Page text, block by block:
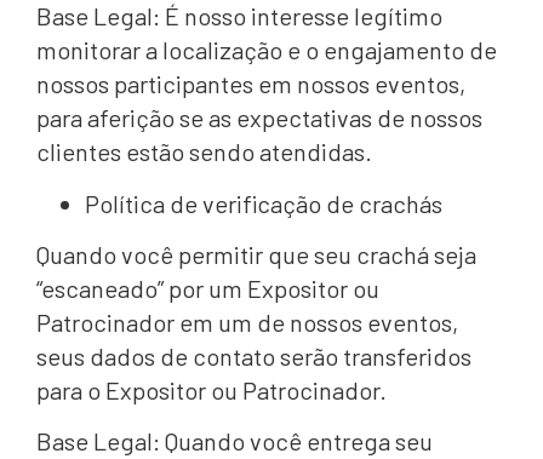
Base Legal: É nosso interesse legítimo
monitorar a localização e o engajamento de
nossos participantes em nossos eventos,
para aferição se as expectativas de nossos
clientes estão sendo atendidas.
Política de verificação de crachás
Quando você permitir que seu crachá seja
“escaneado” por um Expositor ou
Patrocinador em um de nossos eventos,
seus dados de contato serão transferidos
para o Expositor ou Patrocinador.
Base Legal: Quando você entrega seu